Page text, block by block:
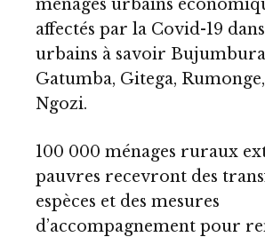
ménages urbains
affectés par la Covid-19
urbains à savoir
Gatumba, Gitega,
Ngozi.
100 000 ménages ruraux
pauvres recevront des
espèces et des mesures
d’accompagnement pour